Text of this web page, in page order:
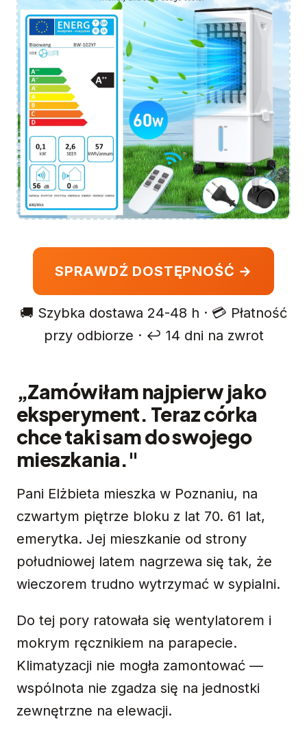
SPRAWDŹ DOSTĘPNOŚĆ →
🚚 Szybka dostawa 24-48 h · 💳 Płatność
przy odbiorze · ↩️ 14 dni na zwrot
„Zamówiłam najpierw jako
eksperyment. Teraz córka
chce taki sam do swojego
mieszkania."
Pani Elżbieta mieszka w Poznaniu, na
czwartym piętrze bloku z lat 70. 61 lat,
emerytka. Jej mieszkanie od strony
południowej latem nagrzewa się tak, że
wieczorem trudno wytrzymać w sypialni.
Do tej pory ratowała się wentylatorem i
mokrym ręcznikiem na parapecie.
Klimatyzacji nie mogła zamontować —
wspólnota nie zgadza się na jednostki
zewnętrzne na elewacji.